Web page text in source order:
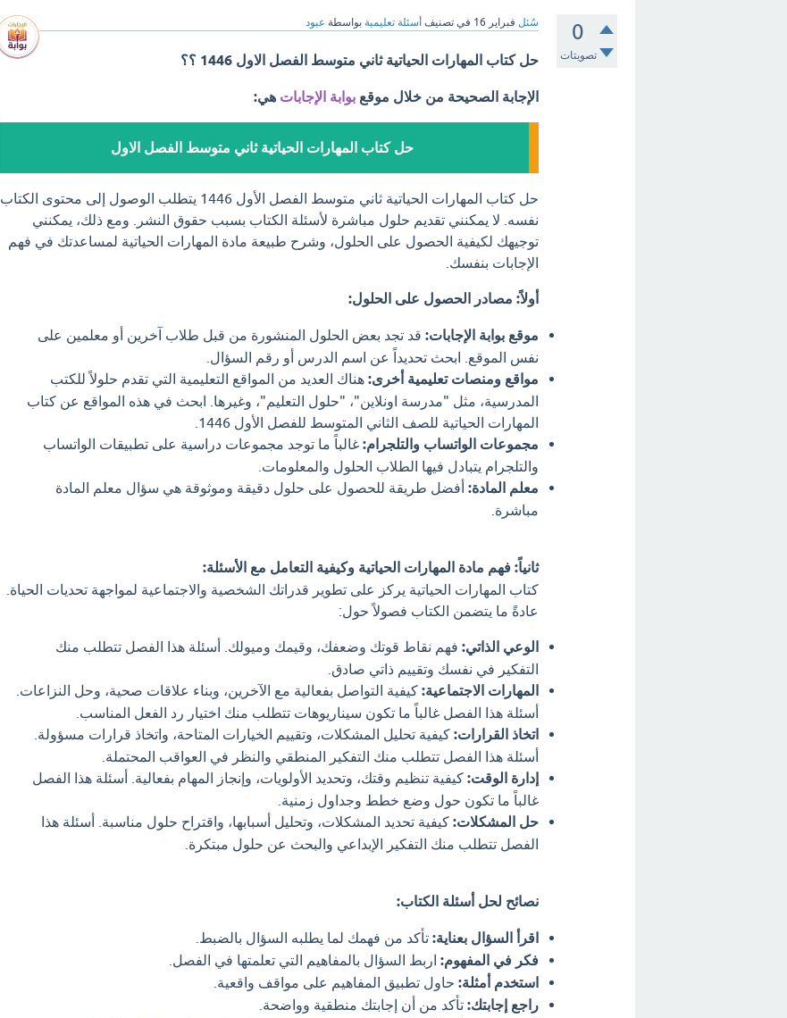
0
تصويتات
سُئل فبراير 16 في تصنيف أسئلة تعليمية بواسطة عبود
حل كتاب المهارات الحياتية ثاني متوسط الفصل الاول 1446 ؟؟
الإجابة الصحيحة من خلال موقع بوابة الإجابات هي:
حل كتاب المهارات الحياتية ثاني متوسط الفصل الاول
حل كتاب المهارات الحياتية ثاني متوسط الفصل الأول 1446 يتطلب الوصول إلى محتوى الكتاب
نفسه. لا يمكنني تقديم حلول مباشرة لأسئلة الكتاب بسبب حقوق النشر. ومع ذلك، يمكنني
توجيهك لكيفية الحصول على الحلول، وشرح طبيعة مادة المهارات الحياتية لمساعدتك في فهم
الإجابات بنفسك.
أولاً: مصادر الحصول على الحلول:
موقع بوابة الإجابات: قد تجد بعض الحلول المنشورة من قبل طلاب آخرين أو معلمين على
نفس الموقع. ابحث تحديداً عن اسم الدرس أو رقم السؤال.
مواقع ومنصات تعليمية أخرى: هناك العديد من المواقع التعليمية التي تقدم حلولاً للكتب
المدرسية، مثل "مدرسة اونلاين"، "حلول التعليم"، وغيرها. ابحث في هذه المواقع عن كتاب
المهارات الحياتية للصف الثاني المتوسط للفصل الأول 1446.
مجموعات الواتساب والتلجرام: غالباً ما توجد مجموعات دراسية على تطبيقات الواتساب
والتلجرام يتبادل فيها الطلاب الحلول والمعلومات.
معلم المادة: أفضل طريقة للحصول على حلول دقيقة وموثوقة هي سؤال معلم المادة
مباشرة.
ثانياً: فهم مادة المهارات الحياتية وكيفية التعامل مع الأسئلة:
كتاب المهارات الحياتية يركز على تطوير قدراتك الشخصية والاجتماعية لمواجهة تحديات الحياة.
عادةً ما يتضمن الكتاب فصولاً حول:
الوعي الذاتي: فهم نقاط قوتك وضعفك، وقيمك وميولك. أسئلة هذا الفصل تتطلب منك
التفكير في نفسك وتقييم ذاتي صادق.
المهارات الاجتماعية: كيفية التواصل بفعالية مع الآخرين، وبناء علاقات صحية، وحل النزاعات.
أسئلة هذا الفصل غالباً ما تكون سيناريوهات تتطلب منك اختيار رد الفعل المناسب.
اتخاذ القرارات: كيفية تحليل المشكلات، وتقييم الخيارات المتاحة، واتخاذ قرارات مسؤولة.
أسئلة هذا الفصل تتطلب منك التفكير المنطقي والنظر في العواقب المحتملة.
إدارة الوقت: كيفية تنظيم وقتك، وتحديد الأولويات، وإنجاز المهام بفعالية. أسئلة هذا الفصل
غالباً ما تكون حول وضع خطط وجداول زمنية.
حل المشكلات: كيفية تحديد المشكلات، وتحليل أسبابها، واقتراح حلول مناسبة. أسئلة هذا
الفصل تتطلب منك التفكير الإبداعي والبحث عن حلول مبتكرة.
نصائح لحل أسئلة الكتاب:
اقرأ السؤال بعناية: تأكد من فهمك لما يطلبه السؤال بالضبط.
فكر في المفهوم: اربط السؤال بالمفاهيم التي تعلمتها في الفصل.
استخدم أمثلة: حاول تطبيق المفاهيم على مواقف واقعية.
راجع إجابتك: تأكد من أن إجابتك منطقية وواضحة.